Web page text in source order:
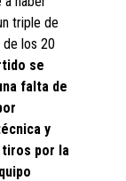
triple de
los 20
se
falta de
y
por la